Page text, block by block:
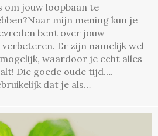
om jouw loopbaan te
mijn mening kun je
bent over jouw
Er zijn namelijk wel
waardoor je echt alles
Die goede oude tijd….
dat je als…